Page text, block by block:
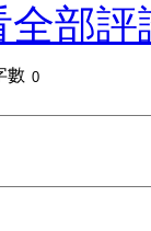
全部評
數